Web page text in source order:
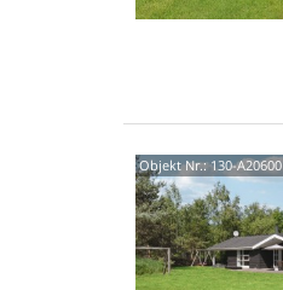
Objekt Nr.:130-A20600